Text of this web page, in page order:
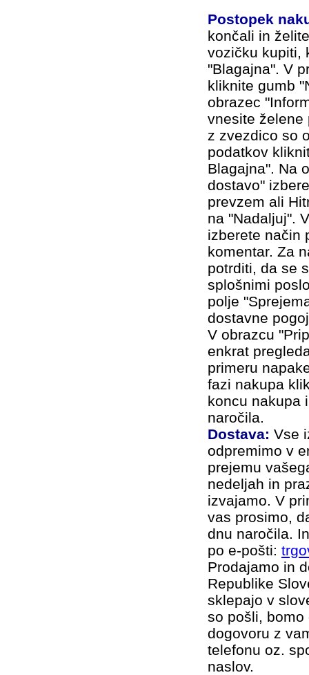
Postopek
končali in
vozičku kupiti,
"Blagajna". V
kliknite gumb
obrazec
vnesite želene
z zvezdico so
podatkov
Blagajna". Na
dostavo"
prevzem ali
na "Nadaljuj".
izberete način
komentar. Za
potrditi, da se
splošnimi
polje "
dostavne
V obrazcu
enkrat
primeru
fazi nakupa
koncu nakupa
naročila.
Dostava: Vse
odpremimo v
prejemu
nedeljah in
izvajamo. V
vas prosimo,
dnu naročila.
po e-pošti:
Prodajamo in
Republike
sklepajo v
so pošli, bomo
dogovoru z
telefonu oz.
naslov.